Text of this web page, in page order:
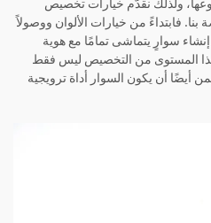
بنا. فابتداءً من خيارات الألوان ووصولاً
سوارٍ يتماشى تمامًا مع هوية
المستوى من التخصيص ليس فقط
أيضًا أن يكون السوار أداة ترويجية